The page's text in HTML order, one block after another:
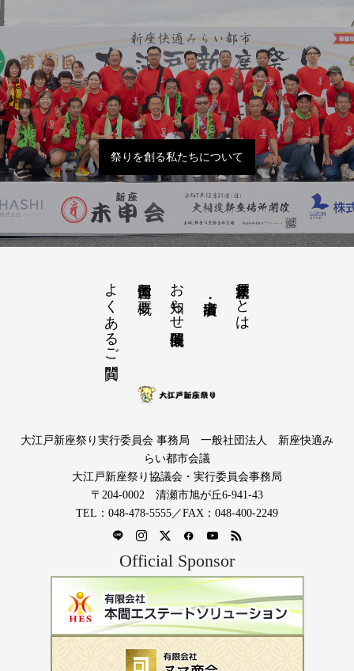
祭りを創る私たちについて
大江戸新座祭りとは
お知らせ開催概要
運営団体と概要
よくあるご質問
大江戸新座祭り実行委員会 事務局 一般社団法人 新座快適み
らい都市会議
大江戸新座祭り協議会・実行委員会事務局
〒204-0002 清瀬市旭が丘6-941-43
TEL：048-478-5555／FAX：048-400-2249
Official Sponsor